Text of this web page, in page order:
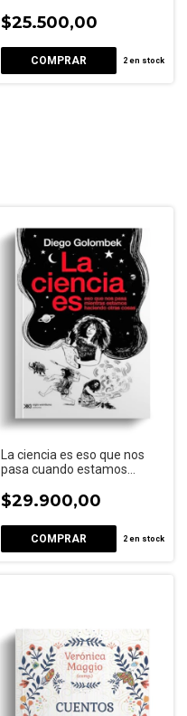
$25.500,00
2 en stock
La ciencia es eso que nos
pasa cuando estamos
cosa
$29.900,00
2 en stock